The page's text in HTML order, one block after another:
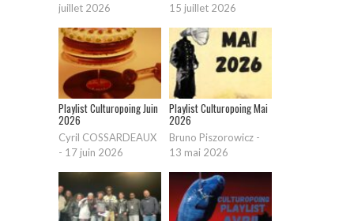
juillet 2026
15 juillet 2026
Playlist Culturopoing Juin
2026
Cyril COSSARDEAUX
- 17 juin 2026
Playlist Culturopoing Mai
2026
Bruno Piszorowicz -
13 mai 2026